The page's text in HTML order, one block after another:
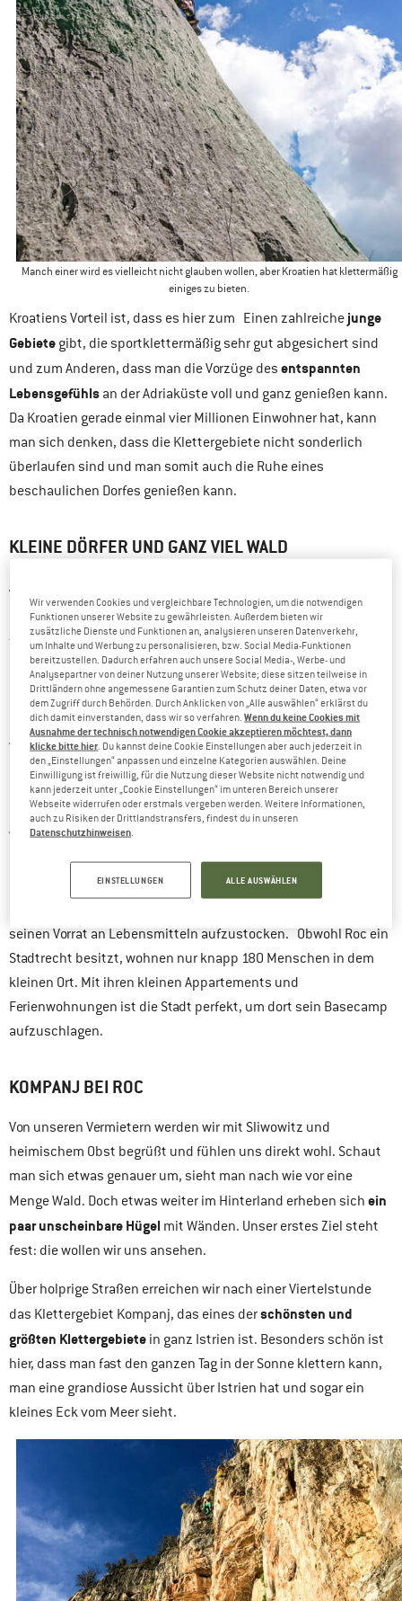
Manch einer wird es vielleicht nicht glauben wollen, aber Kroatien hat klettermäßig
einiges zu bieten.
Kroatiens Vorteil ist, dass es hier zum Einen zahlreiche junge
Gebiete gibt, die sportklettermäßig sehr gut abgesichert sind
und zum Anderen, dass man die Vorzüge des entspannten
Lebensgefühls an der Adriaküste voll und ganz genießen kann.
Da Kroatien gerade einmal vier Millionen Einwohner hat, kann
man sich denken, dass die Klettergebiete nicht sonderlich
überlaufen sind und man somit auch die Ruhe eines
beschaulichen Dorfes genießen kann.
KLEINE DÖRFER UND GANZ VIEL WALD
Als ich zum ersten Mal istrischen Boden betrete bin ich
regelrecht in die kleinenmalerischen Ortschaften verliebt
Jede Örtlichkeit besitzt eine kleine Kirche aus Stein, deren
Kirchtürme man Kilometer weit auf den sanften Hügeln sieht.
Und zudem sieht man Wald, viel Wald, was das Klettern in
Kroatien sehr lohnenswert macht.
Wer sich jetzt Gedanken darüber macht, wo und wie man hier
Klettermeter sammeln soll, wo hier doch alles so flach
erscheint, der kann beruhigt werden: die Felsen kommen.
Wir beginnen mit unserem Ausgangspunkt der
Roc ist etwa 50 Kilometer südöstlich von der italienischen
Großstadt Triest entfernt und in unmittelbarer Nähe von Buzet,
seinen Vorrat an Lebensmitteln aufzustocken. Obwohl Roc ein
Stadtrecht besitzt, wohnen nur knapp 180 Menschen in dem
kleinen Ort. Mit ihren kleinen Appartements und
Ferienwohnungen ist die Stadt perfekt, um dort sein Basecamp
aufzuschlagen.
KOMPANJ BEI ROC
Von unseren Vermietern werden wir mit Sliwowitz und
heimischem Obst begrüßt und fühlen uns direkt wohl. Schaut
man sich etwas genauer um, sieht man nach wie vor eine
Menge Wald. Doch etwas weiter im Hinterland erheben sich ein
paar unscheinbare Hügel mit Wänden. Unser erstes Ziel steht
fest: die wollen wir uns ansehen.
Über holprige Straßen erreichen wir nach einer Viertelstunde
das Klettergebiet Kompanj, das eines derschönsten und
größten Klettergebiete in ganz Istrien ist. Besonders schön ist
hier, dass man fast den ganzen Tag in der Sonne klettern kann,
man eine grandiose Aussicht über Istrien hat und sogar ein
kleines Eck vom Meer sieht.
Wir verwenden Cookies und vergleichbare Technologien, um die notwendigen
Funktionen unserer Website zu gewährleisten. Außerdem bieten wir
zusätzliche Dienste und Funktionen an, analysieren unseren Datenverkehr,
um Inhalte und Werbung zu personalisieren, bzw. Social Media-Funktionen
bereitzustellen. Dadurch erfahren auch unsere Social Media-, Werbe- und
Analysepartner von deiner Nutzung unserer Website; diese sitzen teilweise in
Drittländern ohne angemessene Garantien zum Schutz deiner Daten, etwa vor
dem Zugriff durch Behörden. Durch Anklicken von „Alle auswählen“ erklärst du
dich damit einverstanden, dass wir so verfahren.Wenn du keine Cookies mit
Ausnahme der technisch notwendigen Cookie akzeptieren möchtest, dann
klicke bitte hier. Du kannst deine Cookie Einstellungen aber auch jederzeit in
den „Einstellungen“ anpassen und einzelne Kategorien auswählen. Deine
Einwilligung ist freiwillig, für die Nutzung dieser Website nicht notwendig und
kann jederzeit unter „Cookie Einstellungen“ im unteren Bereich unserer
Webseite widerrufen oder erstmals vergeben werden. Weitere Informationen,
auch zu Risiken der Drittlandstransfers, findest du in unseren
Datenschutzhinweisen.
EINSTELLUNGEN ALLE AUSWÄHLEN